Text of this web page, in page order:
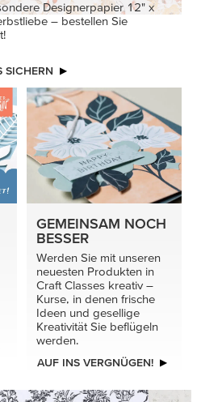
Designerpapier 12" x
– bestellen Sie
SICHERN
GEMEINSAM NOCH
BESSER
Werden Sie mit unseren
neuesten Produkten in
Craft Classes kreativ –
Kurse, in denen frische
Ideen und gesellige
Kreativität Sie beflügeln
werden.
AUF INS VERGNÜGEN!